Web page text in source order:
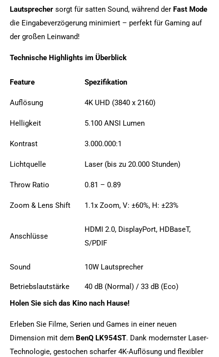
Lautsprecher sorgt für satten Sound, während der Fast Mode
die Eingabeverzögerung minimiert – perfekt für Gaming auf
der großen Leinwand!
Technische Highlights im Überblick
Feature Spezifikation
Auflösung 4K UHD (3840 x 2160)
Helligkeit 5.100 ANSI Lumen
Kontrast 3.000.000:1
Lichtquelle Laser (bis zu 20.000 Stunden)
Throw Ratio 0.81 – 0.89
Zoom & Lens Shift 1.1x Zoom, V: ±60%, H: ±23%
Anschlüsse
HDMI 2.0, DisplayPort, HDBaseT,
S/PDIF
Sound 10W Lautsprecher
Betriebslautstärke
40 dB (Normal) / 33 dB (Eco)
Holen Sie sich das Kino nach Hause!
Erleben Sie Filme, Serien und Games in einer neuen
Dimension mit dem BenQ LK954ST. Dank modernster Laser-
Technologie, gestochen scharfer 4K-Auflösung und flexibler